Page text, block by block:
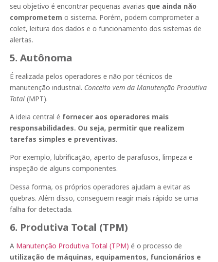
seu objetivo é encontrar pequenas avarias que ainda não
comprometem o sistema. Porém, podem comprometer a
colet, leitura dos dados e o funcionamento dos sistemas de
alertas.
5. Autônoma
É realizada pelos operadores e não por técnicos de
manutenção industrial. Conceito vem da Manutenção Produtiva
Total (MPT).
A ideia central é fornecer aos operadores mais
responsabilidades. Ou seja, permitir que realizem
tarefas simples e preventivas.
Por exemplo, lubrificação, aperto de parafusos, limpeza e
inspeção de alguns componentes.
Dessa forma, os próprios operadores ajudam a evitar as
quebras. Além disso, conseguem reagir mais rápido se uma
falha for detectada.
6. Produtiva Total (TPM)
A Manutenção Produtiva Total (TPM) é o processo de
utilização de máquinas, equipamentos, funcionários e